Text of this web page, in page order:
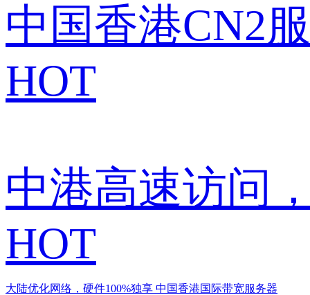
中国香港CN2
HOT
中港高速访问
HOT
大陆优化网络，硬件100%独享 中国香港国际带宽服务器